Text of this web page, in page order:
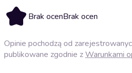
Brak ocenBrak ocen
Opinie pochodzą od
publikowane zgodnie zWarunkami